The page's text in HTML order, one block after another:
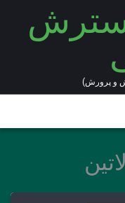
و پرورش)